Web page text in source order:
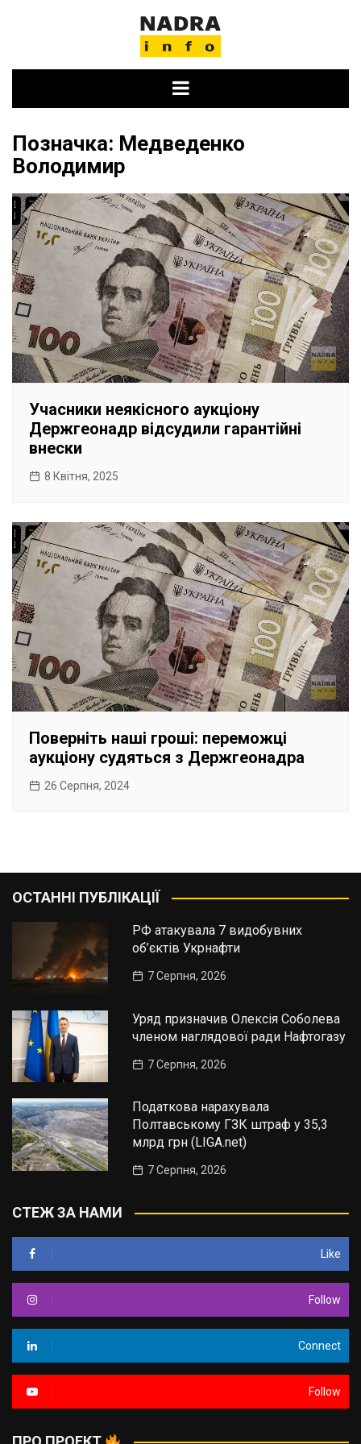
Позначка: Медведенко
Володимир
Учасники неякісного аукціону
Держгеонадр відсудили гарантійні
внески
8 Квітня, 2025
Поверніть наші гроші: переможці
аукціону судяться з Держгеонадра
26 Серпня, 2024
ОСТАННІ ПУБЛІКАЦІЇ
РФ атакувала 7 видобувних
об’єктів Укрнафти
7 Серпня, 2026
Уряд призначив Олексія Соболева
членом наглядової ради Нафтогазу
7 Серпня, 2026
Податкова нарахувала
Полтавському ГЗК штраф у 35,3
млрд грн (LIGA.net)
7 Серпня, 2026
СТЕЖ ЗА НАМИ
Like
Follow
Connect
Follow